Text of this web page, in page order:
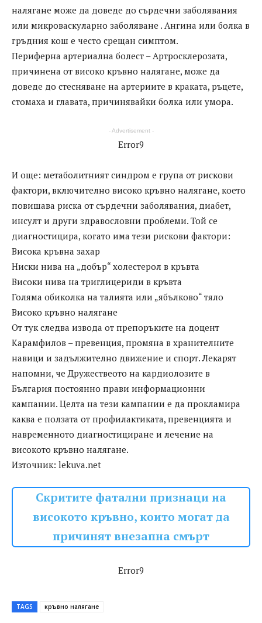
налягане може да доведе до сърдечни заболявания
или микроваскуларно заболяване . Ангина или болка в
гръдния кош е често срещан симптом.
Периферна артериална болест – Артросклерозата,
причинена от високо кръвно налягане, може да
доведе до стесняване на артериите в краката, ръцете,
стомаха и главата, причинявайки болка или умора.
- Advertisement -
Error9
И още: метаболитният синдром е група от рискови
фактори, включително високо кръвно налягане, което
повишава риска от сърдечни заболявания, диабет,
инсулт и други здравословни проблеми. Той се
диагностицира, когато има тези рискови фактори:
Висока кръвна захар
Ниски нива на „добър“ холестерол в кръвта
Високи нива на триглицериди в кръвта
Голяма обиколка на талията или „ябълково“ тяло
Високо кръвно налягане
От тук следва извода от препоръките на доцент
Карамфилов – превенция, промяна в хранителните
навици и задължително движение и спорт. Лекарят
напомни, че Дружествеото на кардиолозите в
България постоянно прави информационни
кампании. Целта на тези кампании е да прокламира
каква е ползата от профилактиката, превенцията и
навременното диагностициране и лечение на
високото кръвно налягане.
Източник: lekuva.net
Скритите фатални признаци на
високото кръвно, които могат да
причинят внезапна смърт
Error9
TAGS кръвно налягане